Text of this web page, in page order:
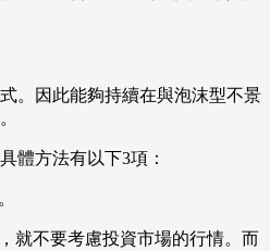
。因此能夠持續在與泡沫型不景
體方法有以下3項：
就不要考慮投資市場的行情。而